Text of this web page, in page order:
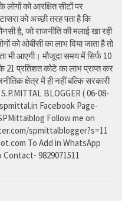
लोगों को आरक्षित सीटों पर
को अच्छी तरह पता है कि
है, जो राजनीति की मलाई खा रही
को ओबीसी का लाभ दिया जाता है तो
भी आएगी। मौजूदा समय में सिर्फ 10
21 प्रतिशत कोटे का लाभ प्राप्त कर
क्षेत्र में ही नहीं बल्कि सरकारी
BLOGGER ( 06-08-
Facebook Page-
Follow me on
spmittalblogger?s=11
To Add in WhatsApp
Contact- 9829071511